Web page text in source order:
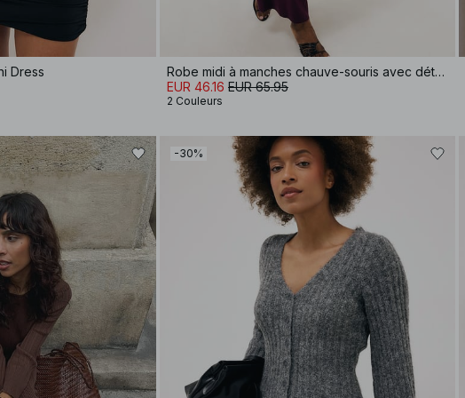
Dress
Robe midi à manches chauve-souris avec détail de couture
EUR 46.16 EUR 65.95
2 Couleurs
-30%